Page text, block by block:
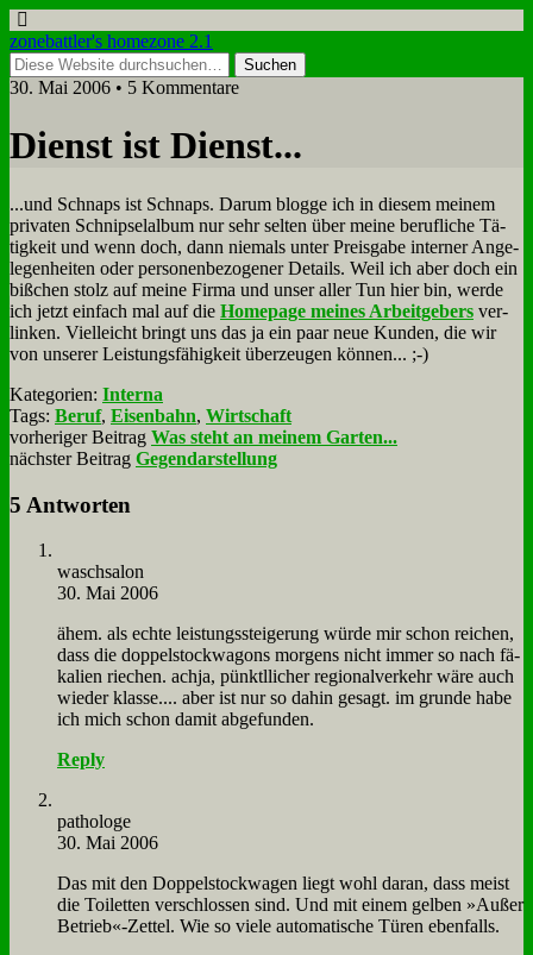
zonebattler's homezone 2.1
30. Mai 2006 • 5 Kommentare
Dienst ist Dienst...
...und Schnaps ist Schnaps. Dar­um blog­ge ich in die­sem mei­nem
pri­va­ten Schnip­sel­al­bum nur sehr sel­ten über mei­ne be­ruf­li­che Tä­
tig­keit und wenn doch, dann nie­mals un­ter Preis­ga­be in­ter­ner An­ge­
le­gen­hei­ten oder per­so­nen­be­zo­ge­ner De­tails. Weil ich aber doch ein
biß­chen stolz auf mei­ne Fir­ma und un­ser al­ler Tun hier bin, wer­de
ich jetzt ein­fach mal auf die Home­page mei­nes Ar­beit­ge­bers ver­
lin­ken. Viel­leicht bringt uns das ja ein paar neue Kun­den, die wir
von un­se­rer Lei­stungs­fä­hig­keit über­zeu­gen kön­nen... ;-)
Kategorien: Interna
Tags: Beruf, Eisenbahn, Wirtschaft
vorheriger Beitrag Was steht an meinem Garten...
nächster Beitrag Gegendarstellung
5 Antworten
wasch­sa­lon
30. Mai 2006
ähem. als ech­te lei­stungs­stei­ge­rung wür­de mir schon rei­chen,
dass die dop­pel­stock­wa­gons mor­gens nicht im­mer so nach fä­
ka­li­en rie­chen. ach­ja, pünktl­li­cher re­gio­nal­ver­kehr wä­re auch
wie­der klas­se.... aber ist nur so da­hin ge­sagt. im grun­de ha­be
ich mich schon da­mit ab­ge­fun­den.
Reply
pa­tho­lo­ge
30. Mai 2006
Das mit den Dop­pel­stock­wa­gen liegt wohl dar­an, dass meist
die Toi­let­ten ver­schlos­sen sind. Und mit ei­nem gel­ben »Au­ßer
Betrieb«-Zettel. Wie so vie­le au­to­ma­ti­sche Tü­ren eben­falls.